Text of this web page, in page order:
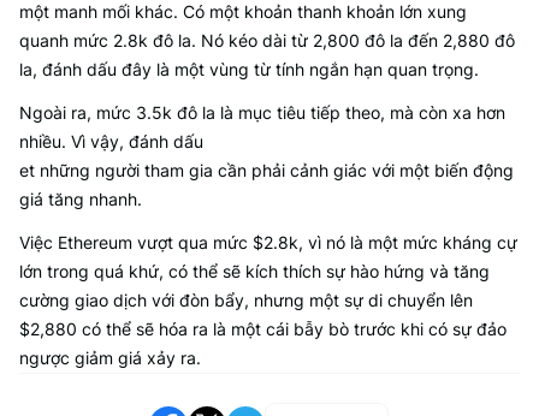
một manh mối khác. Có một khoản thanh khoản lớn xung
quanh mức 2.8k đô la. Nó kéo dài từ 2,800 đô la đến 2,880 đô
la, đánh dấu đây là một vùng từ tính ngắn hạn quan trọng.
Ngoài ra, mức 3.5k đô la là mục tiêu tiếp theo, mà còn xa hơn
nhiều. Vì vậy, đánh dấu
et những người tham gia cần phải cảnh giác với một biến động
giá tăng nhanh.
Việc Ethereum vượt qua mức $2.8k, vì nó là một mức kháng cự
lớn trong quá khứ, có thể sẽ kích thích sự hào hứng và tăng
cường giao dịch với đòn bẩy, nhưng một sự di chuyển lên
$2,880 có thể sẽ hóa ra là một cái bẫy bò trước khi có sự đảo
ngược giảm giá xảy ra.